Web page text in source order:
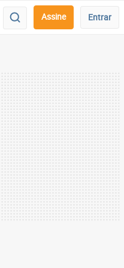
Assine Entrar